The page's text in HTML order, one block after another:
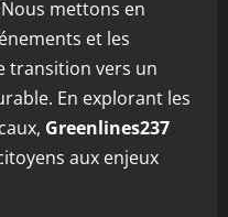
mettons en
et les
transition vers un
En explorant les
Greenlines237
aux enjeux